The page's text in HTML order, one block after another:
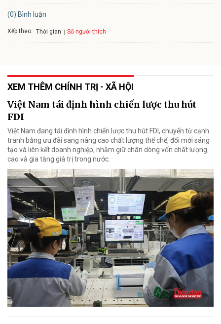
(0) Bình luận
Xếp theo: Thời gian Số người thích
XEM THÊM CHÍNH TRỊ - XÃ HỘI
Việt Nam tái định hình chiến lược thu hút
FDI
Việt Nam đang tái định hình chiến lược thu hút FDI, chuyển từ cạnh
tranh bằng ưu đãi sang nâng cao chất lượng thể chế, đổi mới sáng
tạo và liên kết doanh nghiệp, nhằm giữ chân dòng vốn chất lượng
cao và gia tăng giá trị trong nước.